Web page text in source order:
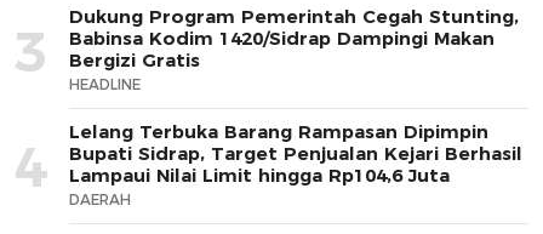
3
Dukung Program Pemerintah Cegah Stunting,
Babinsa Kodim 1420/Sidrap Dampingi Makan
Bergizi Gratis
HEADLINE
4
Lelang Terbuka Barang Rampasan Dipimpin
Bupati Sidrap, Target Penjualan Kejari Berhasil
Lampaui Nilai Limit hingga Rp104,6 Juta
DAERAH